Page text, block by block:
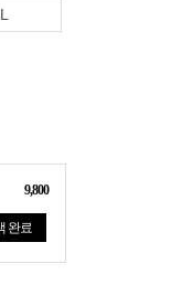
L
9,800
완료